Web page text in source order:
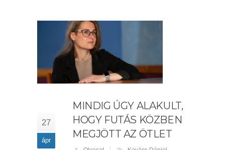
27
ápr
MINDIG ÚGY ALAKULT,
HOGY FUTÁS KÖZBEN
MEGJÖTT AZ ÖTLET